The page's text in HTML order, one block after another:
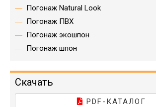
Погонаж Natural Look
Погонаж ПВХ
Погонаж экошпон
Погонаж шпон
Скачать
PDF-КАТАЛОГ